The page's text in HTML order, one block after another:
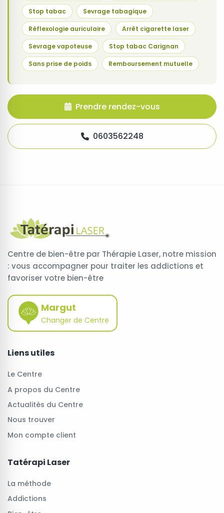
Stop tabac Sevrage tabagique
Réflexologie auriculaire Arrêt cigarette laser
Sevrage vapoteuse Stop tabac Carignan
Sans prise de poids Remboursement mutuelle
Prendre rendez-vous
0603562248
Centre de bien-être par Thérapie Laser, notre mission
: vous accompagner pour traiter les addictions et
favoriser votre bien-être
Margut
Changer de Centre
Liens utiles
Le Centre
A propos du Centre
Actualités du Centre
Nous trouver
Mon compte client
Tatérapi Laser
La méthode
Addictions